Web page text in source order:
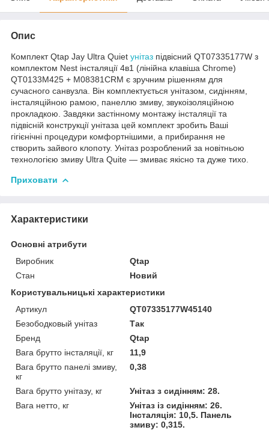
Опис
Комплект Qtap Jay Ultra Quiet унітаз підвісний QT07335177W з
комплектом Nest інсталяції 4в1 (лінійна клавіша Chrome)
QT0133M425 + M08381CRM є зручним рішенням для
сучасного санвузла. Він комплектується унітазом, сидінням,
інсталяційною рамою, панеллю змиву, звукоізоляційною
прокладкою. Завдяки застінному монтажу інсталяції та
підвісній конструкції унітаза цей комплект зробить Ваші
гігієнічні процедури комфортнішими, а прибирання не
створить зайвого клопоту. Унітаз розроблений за новітньою
технологією змиву Ultra Quite — змиває якісно та дуже тихо.
Приховати
Характеристики
Основні атрибути
Виробник
Qtap
Стан
Новий
Користувальницькі характеристики
Артикул
QT07335177W45140
Безободковый унітаз
Так
Бренд
Qtap
Вага брутто інсталяції, кг
11,9
Вага брутто панелі змиву,
кг
0,38
Вага брутто унітазу, кг
Унітаз з сидінням: 28.
Вага нетто, кг
Унітаз із сидінням: 26.
Інсталяція: 10,5. Панель
змиву: 0,315.